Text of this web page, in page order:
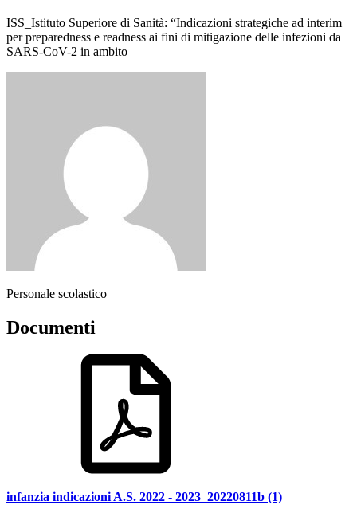
ISS_Istituto Superiore di Sanità: “Indicazioni strategiche ad interim
per preparedness e readness ai fini di mitigazione delle infezioni da
SARS-CoV-2 in ambito
Personale scolastico
Documenti
infanzia indicazioni A.S. 2022 - 2023_20220811b (1)